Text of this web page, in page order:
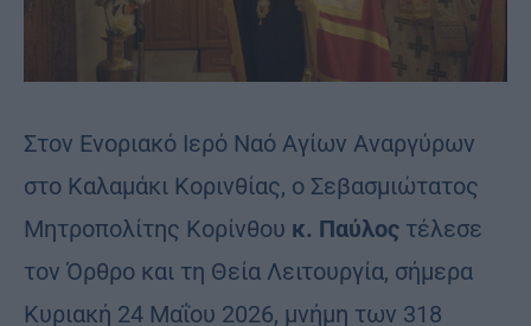
Στον Ενοριακό Ιερό Ναό Αγίων Αναργύρων
στο Καλαμάκι Κορινθίας, ο Σεβασμιώτατος
Μητροπολίτης Κορίνθου κ. Παύλος τέλεσε
τον Όρθρο και τη Θεία Λειτουργία, σήμερα
Κυριακή 24 Μαΐου 2026, μνήμη των 318